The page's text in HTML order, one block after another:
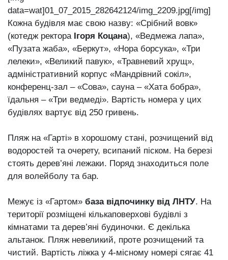
data=wat]01_07_2015_282642124/img_2209.jpg[/img]
Кожна будівля має свою назву: «Срібний вовк»
(котедж ректора Ігоря Коцана), «Ведмежа лапа»,
«Пузата жаба», «Беркут», «Нора борсука», «Три
лелеки», «Великий павук», «Травневий хрущ»,
адміністративний корпус «Мандрівний сокіл»,
конференц-зал – «Сова», сауна – «Хата бобра»,
їдальня – «Три ведмеді». Вартість номера у цих
будівлях вартує від 250 гривень.
Пляж на «Гарті» в хорошому стані, розчищений від
водоростей та очерету, всипаний піском. На березі
стоять дерев’яні лежаки. Поряд знаходиться поле
для волейболу та бар.
Межує із «Гартом» база відпочинку від ЛНТУ. На
території розміщені кількаповерхові будівлі з
кімнатами та дерев’яні будиночки. Є декілька
альтанок. Пляж невеликий, проте розчищений та
чистий. Вартість ліжка у 4-місному номері сягає 41